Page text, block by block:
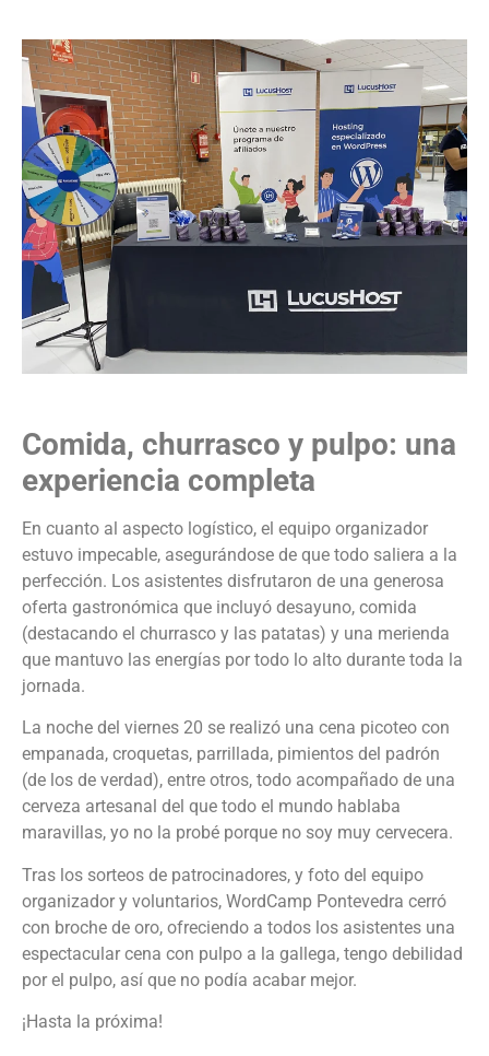
Comida, churrasco y pulpo: una
experiencia completa
En cuanto al aspecto logístico, el equipo organizador
estuvo impecable, asegurándose de que todo saliera a la
perfección. Los asistentes disfrutaron de una generosa
oferta gastronómica que incluyó desayuno, comida
(destacando el churrasco y las patatas) y una merienda
que mantuvo las energías por todo lo alto durante toda la
jornada.
La noche del viernes 20 se realizó una cena picoteo con
empanada, croquetas, parrillada, pimientos del padrón
(de los de verdad), entre otros, todo acompañado de una
cerveza artesanal del que todo el mundo hablaba
maravillas, yo no la probé porque no soy muy cervecera.
Tras los sorteos de patrocinadores, y foto del equipo
organizador y voluntarios, WordCamp Pontevedra cerró
con broche de oro, ofreciendo a todos los asistentes una
espectacular cena con pulpo a la gallega, tengo debilidad
por el pulpo, así que no podía acabar mejor.
¡Hasta la próxima!